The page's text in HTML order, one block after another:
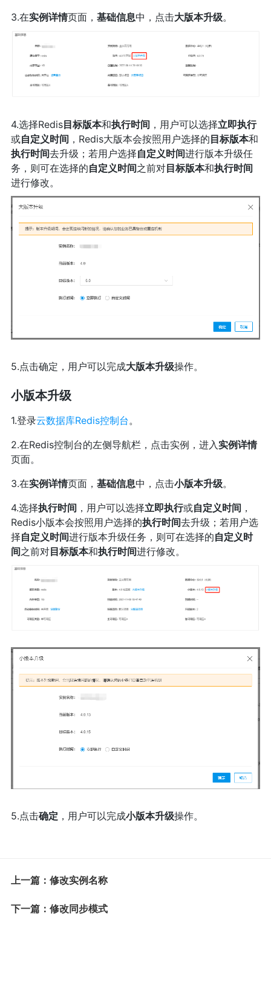
3.在实例详情页面， 基础信息中，点击大版本升级。
4.选择Redis目标版本和执行时间 ，用户可以选择立即执行
或自定义时间 ，Redis大版本会按照用户选择的目标版本和
执行时间去升级；若用户选择自定义时间进行版本升级任
务，则可在选择的自定义时间之前对目标版本和执行时间
进行修改。
5.点击确定，用户可以完成大版本升级操作。
小版本升级
1.登录云数据库Redis控制台。
2.在Redis控制台的左侧导航栏，点击实例，进入实例详情
页面。
3.在实例详情页面， 基础信息中，点击小版本升级。
4.选择执行时间 ，用户可以选择立即执行或自定义时间 ，
Redis小版本会按照用户选择的执行时间去升级；若用户选
择自定义时间进行版本升级任务，则可在选择的自定义时
间之前对目标版本和执行时间进行修改。
5.点击确定 ，用户可以完成小版本升级操作。
上一篇：修改实例名称
下一篇：修改同步模式